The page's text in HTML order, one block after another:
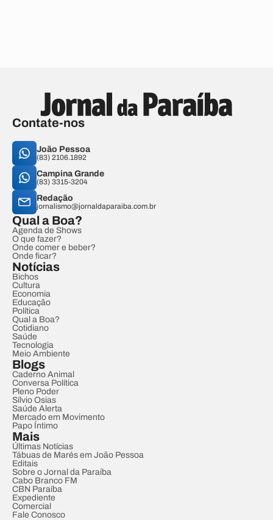
Contate-nos
João Pessoa
(83) 2106.1892
Campina Grande
(83) 3315-3204
Redação
jornalismo@jornaldaparaiba.com.br
Qual a Boa?
Agenda de Shows
O que fazer?
Onde comer e beber?
Onde ficar?
Notícias
Bichos
Cultura
Economia
Educação
Política
Qual a Boa?
Cotidiano
Saúde
Tecnologia
Meio Ambiente
Blogs
Caderno Animal
Conversa Política
Pleno Poder
Sílvio Osias
Saúde Alerta
Mercado em Movimento
Papo Íntimo
Mais
Últimas Notícias
Tábuas de Marés em João Pessoa
Editais
Sobre o Jornal da Paraíba
Cabo Branco FM
CBN Paraíba
Expediente
Comercial
Fale Conosco